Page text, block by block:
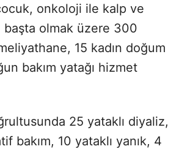
onkoloji ile kalp ve
başta olmak üzere 300
15 kadın doğum
bakım yatağı hizmet
25 yataklı diyaliz,
bakım, 10 yataklı yanık, 4